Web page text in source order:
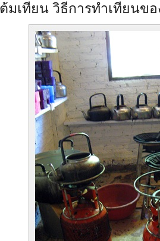
มเทียน วิธีการทำเทียนข